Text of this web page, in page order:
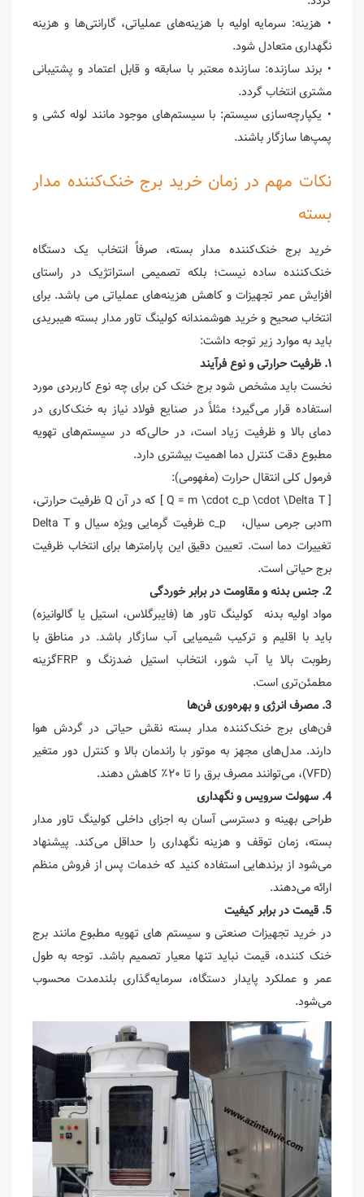
• هزینه: سرمایه اولیه با هزینه‌های عملیاتی، گارانتی‌ها و هزینه
نگهداری متعادل شود.
• برند سازنده: سازنده معتبر با سابقه و قابل اعتماد و پشتیبانی
مشتری انتخاب گردد.
• یکپارچه‌سازی سیستم: با سیستم‌های موجود مانند لوله کشی و
پمپ‌ها سازگار باشند.
نکات مهم در زمان خرید برج خنک‌کننده مدار
بسته
خرید برج خنک‌کننده مدار بسته، صرفاً انتخاب یک دستگاه
خنک‌کننده ساده نیست؛ بلکه تصمیمی استراتژیک در راستای
افزایش عمر تجهیزات و کاهش هزینه‌های عملیاتی می باشد. برای
انتخاب صحیح و خرید هوشمندانه کولینگ تاور مدار بسته هیبریدی
باید به موارد زیر توجه داشت:
۱. ظرفیت حرارتی و نوع فرآیند
نخست باید مشخص شود برج خنک کن برای چه نوع کاربردی مورد
استفاده قرار می‌گیرد؛ مثلاً در صنایع فولاد نیاز به خنک‌کاری در
دمای بالا و ظرفیت زیاد است، در حالی‌که در سیستم‌های تهویه
مطبوع دقت کنترل دما اهمیت بیشتری دارد.
فرمول کلی انتقال حرارت (مفهومی):
[ Q = m \cdot c_p \cdot \Delta T ] که در آن Q ظرفیت حرارتی،
mدبی جرمی سیال، c_p ظرفیت گرمایی ویژه سیال و Delta T
تغییرات دما است. تعیین دقیق این پارامترها برای انتخاب ظرفیت
برج حیاتی است.
2. جنس بدنه و مقاومت در برابر خوردگی
مواد اولیه بدنه کولینگ تاور ها (فایبرگلاس، استیل یا گالوانیزه)
باید با اقلیم و ترکیب شیمیایی آب سازگار باشد. در مناطق با
رطوبت بالا یا آب شور، انتخاب استیل ضدزنگ و FRPگزینه
مطمئن‌تری است.
3. مصرف انرژی و بهره‌وری فن‌ها
فن‌های برج خنک‌کننده مدار بسته نقش حیاتی در گردش هوا
دارند. مدل‌های مجهز به موتور با راندمان بالا و کنترل دور متغیر
(VFD)، می‌توانند مصرف برق را تا ۲۰٪ کاهش دهند.
4. سهولت سرویس و نگهداری
طراحی بهینه و دسترسی آسان به اجزای داخلی کولینگ تاور مدار
بسته، زمان توقف و هزینه نگهداری را حداقل می‌کند. پیشنهاد
می‌شود از برندهایی استفاده کنید که خدمات پس از فروش منظم
ارائه می‌دهند.
5. قیمت در برابر کیفیت
در خرید تجهیزات صنعتی و سیستم های تهویه مطبوع مانند برج
خنک کننده، قیمت نباید تنها معیار تصمیم باشد. توجه به طول
عمر و عملکرد پایدار دستگاه، سرمایه‌گذاری بلندمدت محسوب
می‌شود.